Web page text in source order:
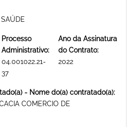
Processo
Administrativo:
04.001022.21-
37
Ano da Assinatura
do Contrato:
2022
- Nome do(a) contratado(a):
COMERCIO DE